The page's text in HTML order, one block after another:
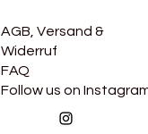
AGB, Versand &
Widerruf
FAQ
Follow us on